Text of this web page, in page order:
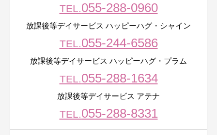
TEL. 055-288-0960
放課後等デイサービス ハッピーハグ・シャイン
TEL. 055-244-6586
放課後等デイサービス ハッピーハグ・プラム
TEL. 055-288-1634
放課後等デイサービス アテナ
TEL. 055-288-8331